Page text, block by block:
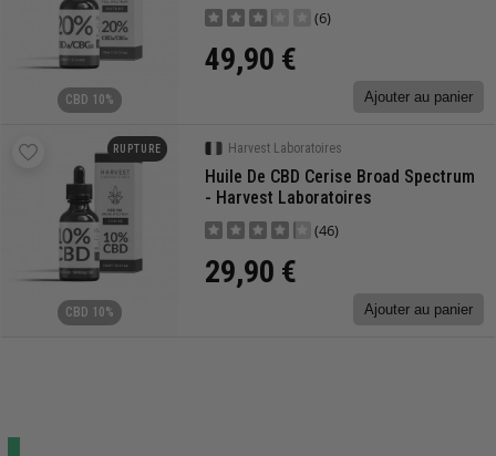
CBD 10%
(6)
49,90 €
Ajouter au panier
RUPTURE
CBD 10%
Harvest Laboratoires
Huile De CBD Cerise Broad Spectrum
- Harvest Laboratoires
(46)
29,90 €
Ajouter au panier